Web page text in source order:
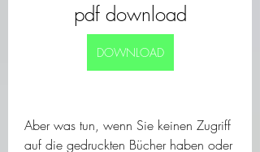
pdf download
DOWNLOAD
Aber was tun, wenn Sie keinen Zugriff
auf die gedruckten Bücher haben oder